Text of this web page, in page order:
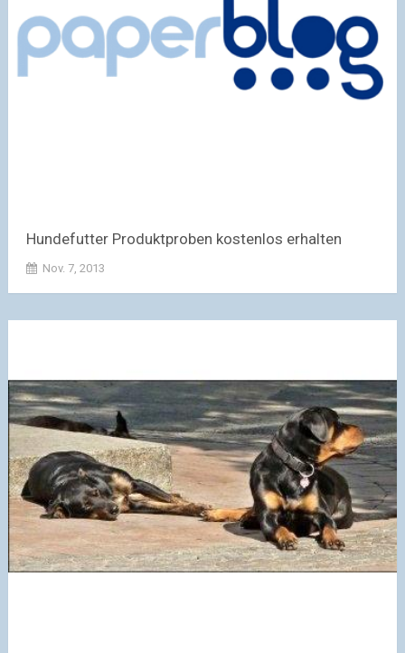
Hundefutter Produktproben kostenlos erhalten
Nov. 7, 2013